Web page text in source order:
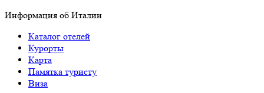
Информация об Италии
Каталог отелей
Курорты
Карта
Памятка туристу
Виза